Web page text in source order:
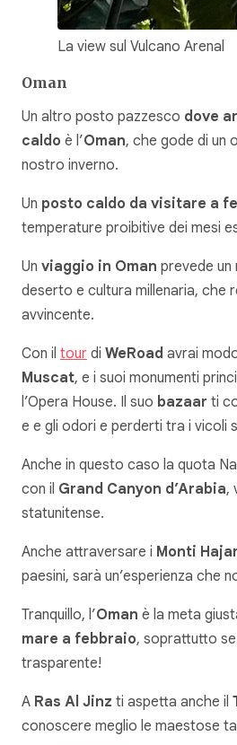
La view sul Vulcano Arenal
Oman
Un altro posto pazzesco dove
caldo è l’Oman, che gode di un
nostro inverno.
Un posto caldo da visitare a
temperature proibitive dei mesi
Un viaggio in Oman prevede un
deserto e cultura millenaria, che
avvincente.
Con il tour di WeRoad avrai
Muscat, e i suoi monumenti
l’Opera House. Il suo bazaar ti
e e gli odori e perderti tra i vicoli
Anche in questo caso la quota
con il Grand Canyon d’Arabia,
statunitense.
Anche attraversare i Monti Hajar
paesini, sarà un’esperienza che
Tranquillo, l’Oman è la meta
mare a febbraio, soprattutto se
trasparente!
A Ras Al Jinz ti aspetta anche il
conoscere meglio le maestose